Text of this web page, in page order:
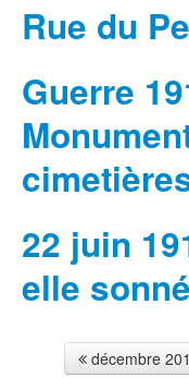
Rue du
Guerre
22 juin
elle
décembre